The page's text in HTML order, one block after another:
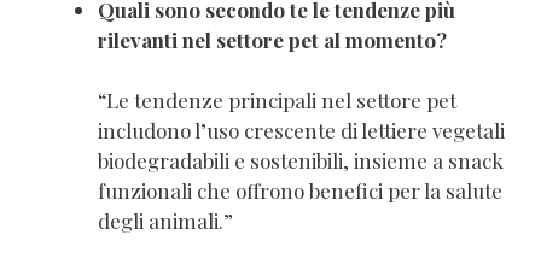
Quali sono secondo te le tendenze più
rilevanti nel settore pet al momento?
“Le tendenze principali nel settore pet
includono l’uso crescente di lettiere vegetali
biodegradabili e sostenibili, insieme a snack
funzionali che offrono benefici per la salute
degli animali.”